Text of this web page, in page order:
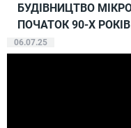
БУДIВНИЦТВО
ПОЧАТОК 90-Х
06.07.25